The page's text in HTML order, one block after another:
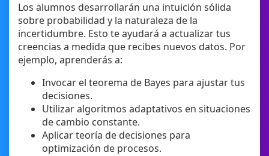
Los alumnos desarrollarán una intuición sólida
sobre probabilidad y la naturaleza de la
incertidumbre. Esto te ayudará a actualizar tus
creencias a medida que recibes nuevos datos. Por
ejemplo, aprenderás a:
Invocar el teorema de Bayes para ajustar tus
decisiones.
Utilizar algoritmos adaptativos en situaciones
de cambio constante.
Aplicar teoría de decisiones para
optimización de procesos.